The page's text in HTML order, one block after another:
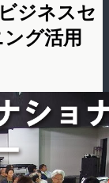
ジネスセ
グ活用